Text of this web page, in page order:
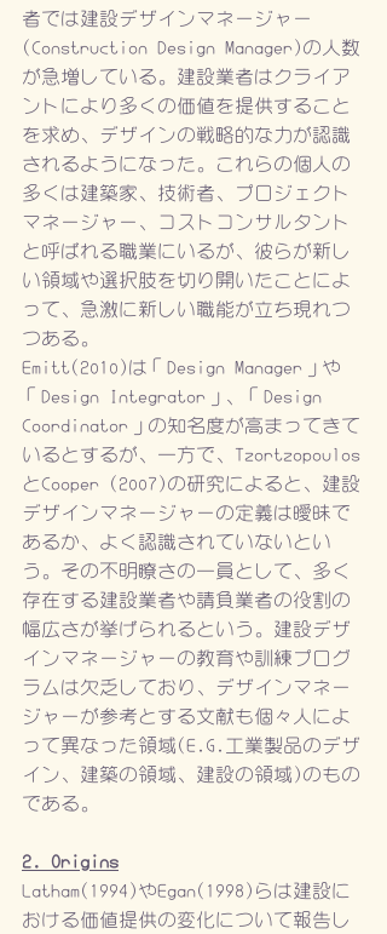
者では建設デザインマネージャー
(Construction Design Manager)の人数
が急増している。建設業者はクライア
ントにより多くの価値を提供すること
を求め、デザインの戦略的な力が認識
されるようになった。これらの個人の
多くは建築家、技術者、プロジェクト
マネージャー、コストコンサルタント
と呼ばれる職業にいるが、彼らが新し
い領域や選択肢を切り開いたことによ
って、急激に新しい職能が立ち現れつ
つある。
Emitt(2010)は「Design Manager」や
「Design Integrator」、「Design
Coordinator」の知名度が高まってきて
いるとするが、一方で、Tzortzopoulos
とCooper (2007)の研究によると、建設
デザインマネージャーの定義は曖昧で
あるか、よく認識されていないとい
う。その不明瞭さの一員として、多く
存在する建設業者や請負業者の役割の
幅広さが挙げられるという。建設デザ
インマネージャーの教育や訓練プログ
ラムは欠乏しており、デザインマネー
ジャーが参考とする文献も個々人によ
って異なった領域(E.G.工業製品のデザ
イン、建築の領域、建設の領域)のもの
である。
2. Origins
Latham(1994)やEgan(1998)らは建設に
おける価値提供の変化について報告し